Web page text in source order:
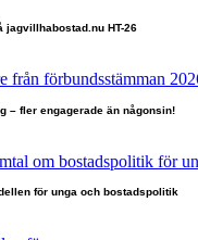
HT-26
– fler engagerade än någonsin!
för unga och bostadspolitik